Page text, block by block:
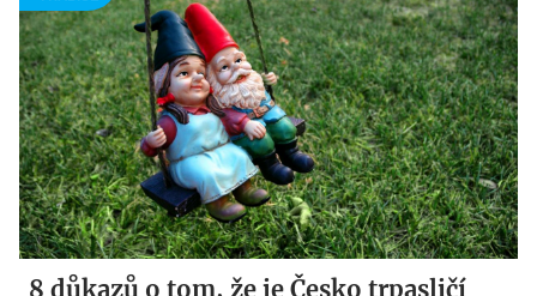
8 důkazů o tom, že je Česko trpasličí